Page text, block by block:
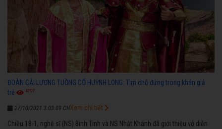
ĐOÀN CẢI LƯƠNG TUỒNG CỔ HUỲNH LONG: Tìm chỗ đứng trong khán giả
trẻ
4797
27/10/2021 3:03:09 CH
Chiều 18-1, nghệ sĩ (NS) Bình Tinh và NS Nhật Khánh đã giới thiệu vở diễn
Xem chi tiết